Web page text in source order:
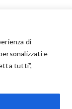
di
e
tutti”,